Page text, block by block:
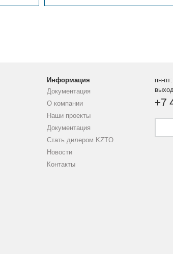
Информация
Документация
О компании
Наши проекты
Документация
Стать дилером KZTO
Новости
Контакты
пн-
+7